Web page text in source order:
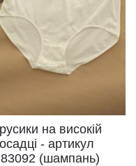
на високій
- артикул
(шампань)